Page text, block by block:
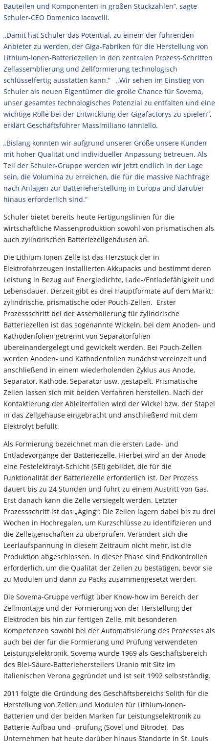
Bauteilen und Komponenten in großen Stückzahlen“, sagte
Schuler-CEO Domenico Iacovelli.
„Damit hat Schuler das Potential, zu einem der führenden
Anbieter zu werden, der Giga-Fabriken für die Herstellung von
Lithium-Ionen-Batteriezellen in den zentralen Prozess-Schritten
Zellassemblierung und Zellformierung technologisch
schlüsselfertig ausstatten kann.“ „Wir sehen im Einstieg von
Schuler als neuen Eigentümer die große Chance für Sovema,
unser gesamtes technologisches Potenzial zu entfalten und eine
wichtige Rolle bei der Entwicklung der Gigafactorys zu spielen“,
erklärt Geschäftsführer Massimiliano Ianniello.
„Bislang konnten wir aufgrund unserer Größe unsere Kunden
mit hoher Qualität und individueller Anpassung betreuen. Als
Teil der Schuler-Gruppe werden wir jetzt endlich in der Lage
sein, die Volumina zu erreichen, die für die massive Nachfrage
nach Anlagen zur Batterieherstellung in Europa und darüber
hinaus erforderlich sind.“
Schuler bietet bereits heute Fertigungslinien für die
wirtschaftliche Massenproduktion sowohl von prismatischen als
auch zylindrischen Batteriezellgehäusen an.
Die Lithium-Ionen-Zelle ist das Herzstück der in
Elektrofahrzeugen installierten Akkupacks und bestimmt deren
Leistung in Bezug auf Energiedichte, Lade-/Entladefähigkeit und
Lebensdauer. Derzeit gibt es drei Hauptformate auf dem Markt:
zylindrische, prismatische oder Pouch-Zellen. Erster
Prozessschritt bei der Assemblierung für zylindrische
Batteriezellen ist das sogenannte Wickeln, bei dem Anoden- und
Kathodenfolien getrennt von Separatorfolien
übereinandergelegt und gewickelt werden. Bei Pouch-Zellen
werden Anoden- und Kathodenfolien zunächst vereinzelt und
anschließend in einem wiederholenden Zyklus aus Anode,
Separator, Kathode, Separator usw. gestapelt. Prismatische
Zellen lassen sich mit beiden Verfahren herstellen. Nach der
Kontaktierung der Ableiterfolien wird der Wickel bzw. der Stapel
in das Zellgehäuse eingebracht und anschließend mit dem
Elektrolyt befüllt.
Als Formierung bezeichnet man die ersten Lade- und
Entladevorgänge der Batteriezelle. Hierbei wird an der Anode
eine Festelektrolyt-Schicht (SEI) gebildet, die für die
Funktionalität der Batteriezelle erforderlich ist. Der Prozess
dauert bis zu 24 Stunden und führt zu einem Austritt von Gas.
Erst danach kann die Zelle versiegelt werden. Letzter
Prozessschritt ist das „Aging“: Die Zellen lagern dabei bis zu drei
Wochen in Hochregalen, um Kurzschlüsse zu identifizieren und
die Zelleigenschaften zu überprüfen. Verändert sich die
Leerlaufspannung in diesem Zeitraum nicht mehr, ist die
Produktion abgeschlossen. In dieser Phase sind Endkontrollen
erforderlich, um die Qualität der Zellen zu bestätigen, bevor sie
zu Modulen und dann zu Packs zusammengesetzt werden.
Die Sovema-Gruppe verfügt über Know-how im Bereich der
Zellmontage und der Formierung von der Herstellung der
Elektroden bis hin zur fertigen Zelle, mit besonderen
Kompetenzen sowohl bei der Automatisierung des Prozesses als
auch bei der für die Formierung und Prüfung verwendeten
Leistungselektronik. Sovema wurde 1969 als Geschäftsbereich
des Blei-Säure-Batterieherstellers Uranio mit Sitz im
italienischen Verona gegründet und ist seit 1992 selbstständig.
2011 folgte die Gründung des Geschäftsbereichs Solith für die
Herstellung von Zellen und Modulen für Lithium-Ionen-
Batterien und der beiden Marken für Leistungselektronik zu
Batterie-Aufbau und -prüfung (Sovel und Bitrode). Das
Unternehmen hat heute darüber hinaus Standorte in St. Louis